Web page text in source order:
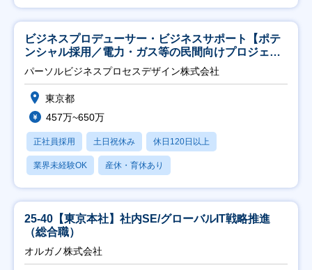
ビジネスプロデューサー・ビジネスサポート【ポテ
ンシャル採用／電力・ガス等の民間向けプロジェク
ト推進】
パーソルビジネスプロセスデザイン株式会社
東京都
457万~650万
正社員採用 土日祝休み 休日120日以上
業界未経験OK 産休・育休あり
25-40【東京本社】社内SE/グローバルIT戦略推進
（総合職）
オルガノ株式会社